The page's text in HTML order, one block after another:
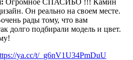
Он реально на своем месте.
рады тому, что вам
долго подбирали модель и цвет.
ya.cc/t/_g6nV1U34PmDuU